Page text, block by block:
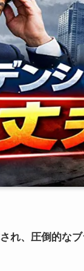
れ、圧倒的な